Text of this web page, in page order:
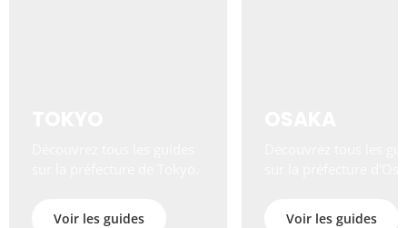
Voir les guides Voir les guides